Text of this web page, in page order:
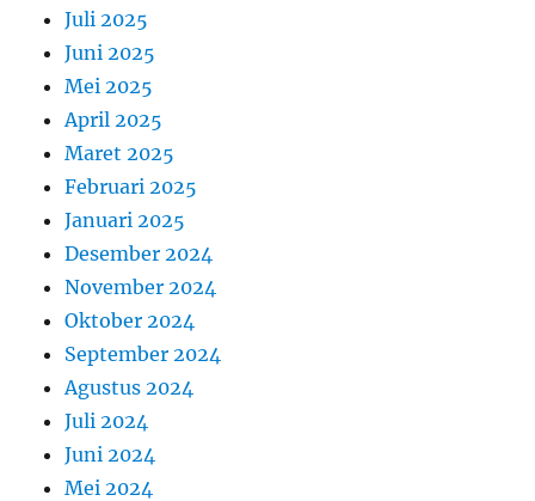
Juli 2025
Juni 2025
Mei 2025
April 2025
Maret 2025
Februari 2025
Januari 2025
Desember 2024
November 2024
Oktober 2024
September 2024
Agustus 2024
Juli 2024
Juni 2024
Mei 2024